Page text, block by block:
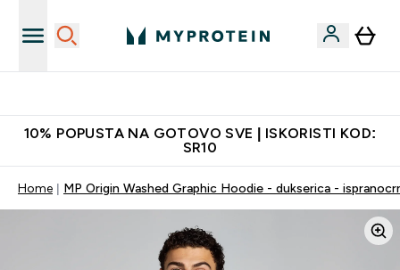
10% POPUSTA NA GOTOVO SVE | ISKORISTI KOD:
SR10
Home MP Origin Washed Graphic Hoodie - dukserica -